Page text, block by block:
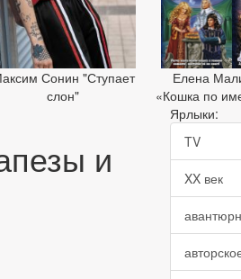
Сонин "Ступает
слон"
Елена
«Кошка по
и
Ярлыки:
TV
XX век